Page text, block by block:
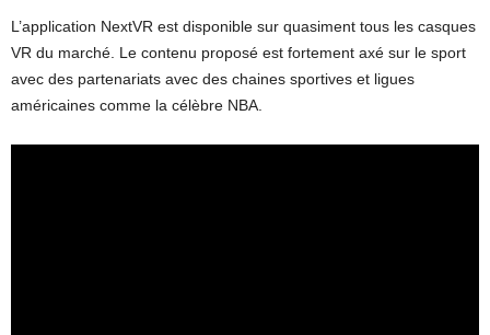
L’application NextVR est disponible sur quasiment tous les casques
VR du marché. Le contenu proposé est fortement axé sur le sport
avec des partenariats avec des chaines sportives et ligues
américaines comme la célèbre NBA.